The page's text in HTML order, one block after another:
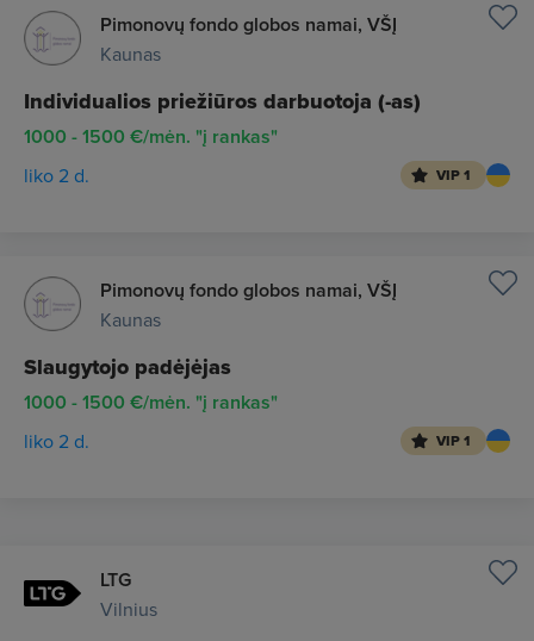
Pimonovų fondo globos namai, VŠĮ
Kaunas
Individualios priežiūros darbuotoja (-as)
1000 - 1500 €/mėn. "į rankas"
liko 2 d. VIP 1
Pimonovų fondo globos namai, VŠĮ
Kaunas
Slaugytojo padėjėjas
1000 - 1500 €/mėn. "į rankas"
liko 2 d. VIP 1
LTG
Vilnius